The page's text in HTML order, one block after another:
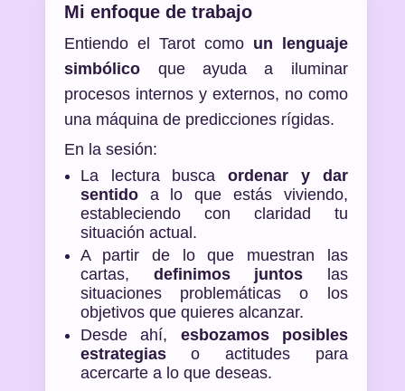
Mi enfoque de trabajo
Entiendo el Tarot como un lenguaje
simbólico que ayuda a iluminar
procesos internos y externos, no como
una máquina de predicciones rígidas.
En la sesión:
La lectura buscaordenar y dar
sentidoa lo que estás viviendo,
estableciendo con claridad tu
situación actual.
A partir de lo que muestran las
cartas, definimos juntos las
situaciones problemáticas o los
objetivos que quieres alcanzar.
Desde ahí, esbozamos posibles
estrategiaso actitudes para
acercarte a lo que deseas.